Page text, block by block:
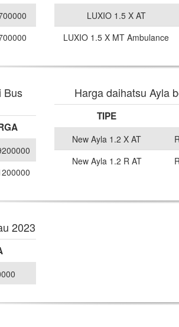
LUXIO 1.5 X AT
LUXIO 1.5 X MT Ambulance
Bus Harga daihatsu Ayla
TIPE
New Ayla 1.2 X AT
New Ayla 1.2 R AT
2023